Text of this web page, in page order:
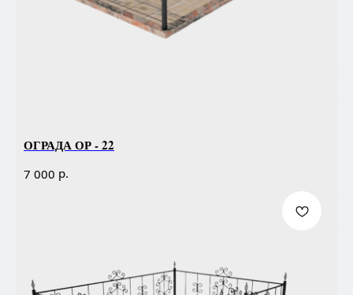
ОГРАДА ОР - 22
7 000 р.